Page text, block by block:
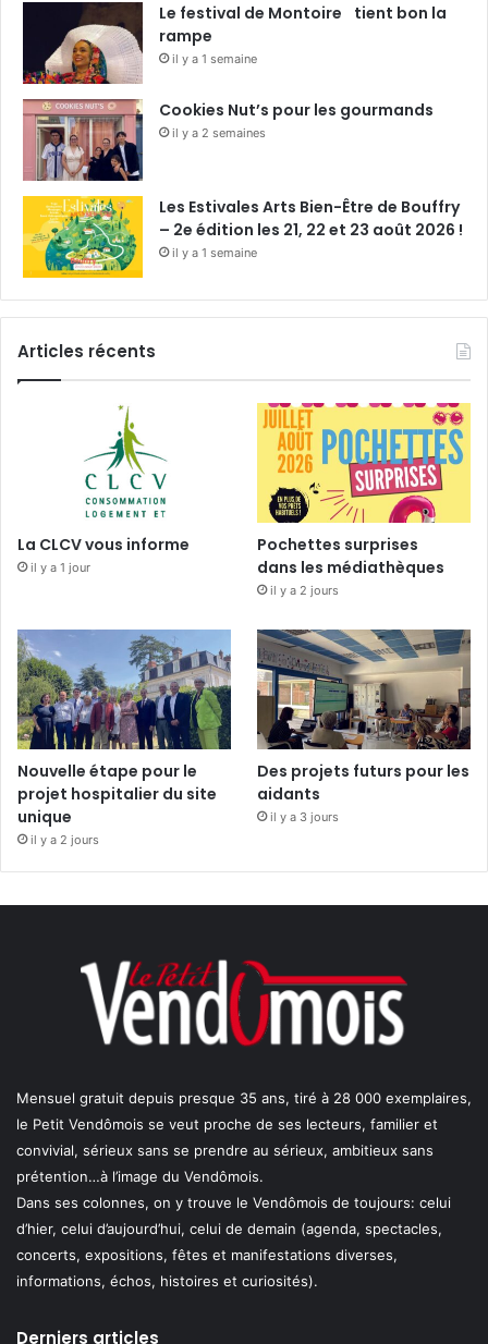
Le festival de Montoire tient bon la
rampe
il y a 1 semaine
Cookies Nut’s pour les gourmands
il y a 2 semaines
Les Estivales Arts Bien-Être de Bouffry
– 2e édition les 21, 22 et 23 août 2026 !
il y a 1 semaine
Articles récents
La CLCV vous informe
il y a 1 jour
Pochettes surprises
dans les médiathèques
il y a 2 jours
Nouvelle étape pour le
projet hospitalier du site
unique
il y a 2 jours
Des projets futurs pour les
aidants
il y a 3 jours
Mensuel gratuit depuis presque 35 ans, tiré à 28 000 exemplaires,
le Petit Vendômois se veut proche de ses lecteurs, familier et
convivial, sérieux sans se prendre au sérieux, ambitieux sans
prétention…à l’image du Vendômois.
Dans ses colonnes, on y trouve le Vendômois de toujours: celui
d’hier, celui d’aujourd’hui, celui de demain (agenda, spectacles,
concerts, expositions, fêtes et manifestations diverses,
informations, échos, histoires et curiosités).
Derniers articles